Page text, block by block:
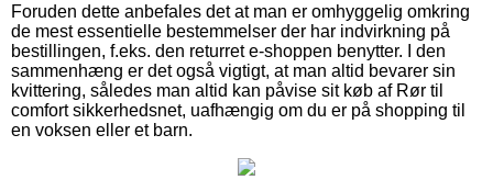
Foruden dette anbefales det at man er omhyggelig omkring
de mest essentielle bestemmelser der har indvirkning på
bestillingen, f.eks. den returret e-shoppen benytter. I den
sammenhæng er det også vigtigt, at man altid bevarer sin
kvittering, således man altid kan påvise sit køb af Rør til
comfort sikkerhedsnet, uafhængig om du er på shopping til
en voksen eller et barn.